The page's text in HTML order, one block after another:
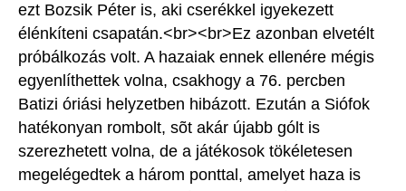
ezt Bozsik Péter is, aki cserékkel igyekezett
élénkíteni csapatán.<br><br>Ez azonban elvetélt
próbálkozás volt. A hazaiak ennek ellenére mégis
egyenlíthettek volna, csakhogy a 76. percben
Batizi óriási helyzetben hibázott. Ezután a Siófok
hatékonyan rombolt, sõt akár újabb gólt is
szerezhetett volna, de a játékosok tökéletesen
megelégedtek a három ponttal, amelyet haza is